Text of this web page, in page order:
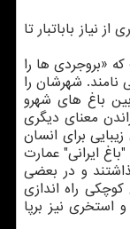
نیاز باباتبار تا
«بروجردی ها را
نامند. شهرشان را
بین باغ های شهرو
معنای دیگری
برای انسان
ایرانی" عمارت
و در بعضی
راه اندازی
استخری نیز برپا